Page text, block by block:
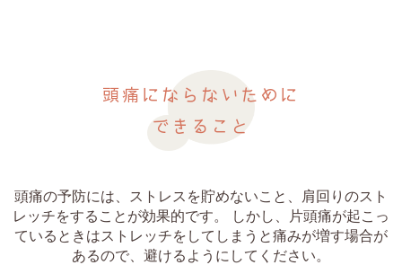
頭痛にならないために
できること
頭痛の予防には、ストレスを貯めないこと、肩回りのスト
レッチをすることが効果的です。 しかし、片頭痛が起こっ
ているときはストレッチをしてしまうと痛みが増す場合が
あるので、避けるようにしてください。